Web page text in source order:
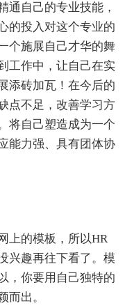
通自己的专业技能，
的投入对这个专业的
个施展自己才华的舞
工作中，让自己在实
添砖加瓦！在今后的
点不足，改善学习方
将自己塑造成为一个
能力强、具有团体协
上的模板，所以HR
兴趣再往下看了。模
，你要用自己独特的
而出。